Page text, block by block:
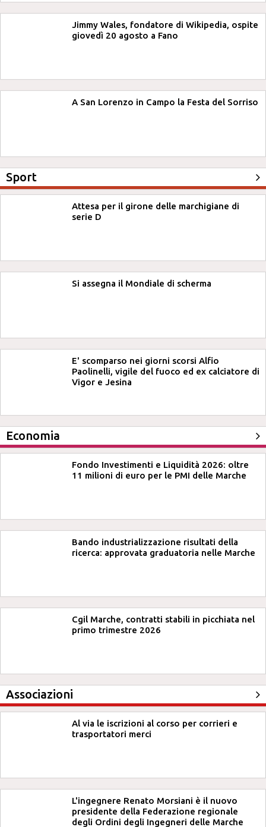
Jimmy Wales, fondatore di Wikipedia, ospite
giovedì 20 agosto a Fano
A San Lorenzo in Campo la Festa del Sorriso
Sport
Attesa per il girone delle marchigiane di
serie D
Si assegna il Mondiale di scherma
E' scomparso nei giorni scorsi Alfio
Paolinelli, vigile del fuoco ed ex calciatore di
Vigor e Jesina
Economia
Fondo Investimenti e Liquidità 2026: oltre
11 milioni di euro per le PMI delle Marche
Bando industrializzazione risultati della
ricerca: approvata graduatoria nelle Marche
Cgil Marche, contratti stabili in picchiata nel
primo trimestre 2026
Associazioni
Al via le iscrizioni al corso per corrieri e
trasportatori merci
L'ingegnere Renato Morsiani è il nuovo
presidente della Federazione regionale
degli Ordini degli Ingegneri delle Marche